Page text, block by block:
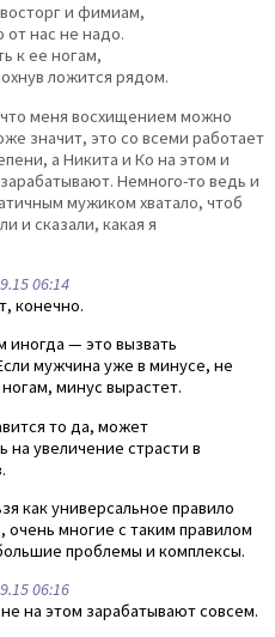
и фимиам,
от нас не надо.
к ее ногам,
ложится рядом.
меня восхищением можно
значит, это со всеми работает
а Никита и Ко на этом и
Немного-то ведь и
мужиком хватало, чтоб
и сказали, какая я
06:14
конечно.
иногда — это вызвать
мужчина уже в минусе, не
минус вырастет.
то да, может
на увеличение страсти в
как универсальное правило
очень многие с таким правилом
проблемы и комплексы.
06:16
на этом зарабатывают совсем.